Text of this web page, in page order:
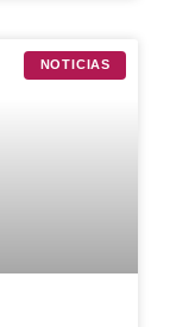
NOTICIAS